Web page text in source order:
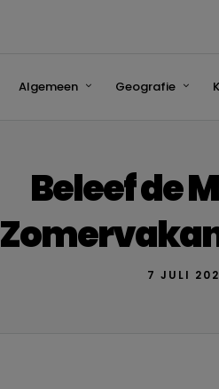
Algemeen Geografie
Beleef de
7 JULI